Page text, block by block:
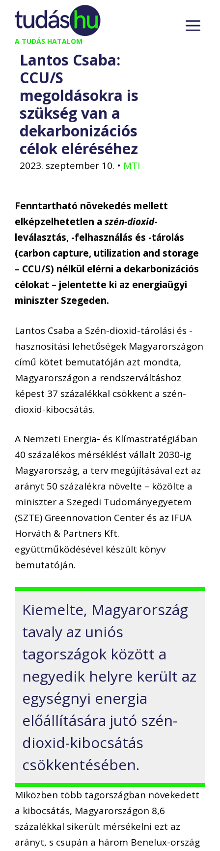
Kilépés
tartalomba
A TUDÁS HATALOM
Lantos Csaba:
CCU/S
megoldásokra is
szükség van a
dekarbonizációs
célok eléréséhez
2023. szeptember 10. • MTI
Fenntartható növekedés mellett
elképzelhetetlen a szén-dioxid-
leválasztás, -felhasználás és -tárolás
(carbon capture, utilization and storage
– CCU/S) nélkül elérni a dekarbonizációs
célokat – jelentette ki az energiaügyi
miniszter Szegeden.
Lantos Csaba a Szén-dioxid-tárolási és -
hasznosítási lehetőségek Magyarországon
című kötet bemutatóján azt mondta,
Magyarországon a rendszerváltáshoz
képest 37 százalékkal csökkent a szén-
dioxid-kibocsátás.
A Nemzeti Energia- és Klímastratégiában
40 százalékos mérséklést vállalt 2030-ig
Magyarország, a terv megújításával ezt az
arányt 50 százalékra növelte – közölte a
miniszter a Szegedi Tudományegyetem
(SZTE) Greennovation Center és az IFUA
Horváth & Partners Kft.
együttműködésével készült könyv
bemutatóján.
Kiemelte, Magyarország
tavaly az uniós
tagországok között a
negyedik helyre került az
egységnyi energia
előállítására jutó szén-
dioxid-kibocsátás
csökkentésében.
Miközben több tagországban növekedett
a kibocsátás, Magyarországon 8,6
százalékkal sikerült mérsékelni ezt az
arányt, s csupán a három Benelux-ország